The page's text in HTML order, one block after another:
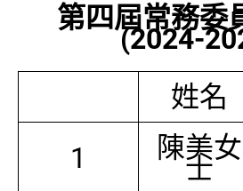
第四屆常務委
(2024-
姓名
1
陳美女
士